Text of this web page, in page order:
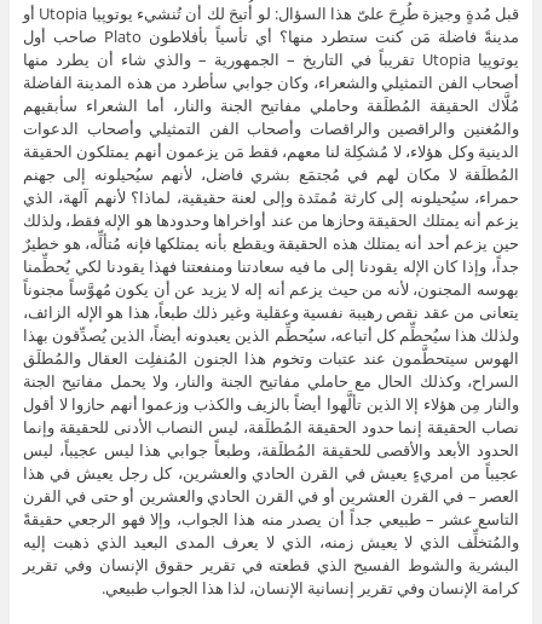
قبل مُدةٍ وجيزة طُرِحَ علىّ هذا السؤال: لو أُتيحَ لك أن تُنشيء يوتوپيا Utopia أو
مدينةً فاضلة مَن كنت ستطرد منها؟ أي تأسياً بأفلاطون Plato صاحب أول
يوتوپيا Utopia تقريباً في التاريخ – الجمهورية – والذي شاء أن يطرد منها
أصحاب الفن التمثيلي والشعراء، وكان جوابي سأطرد من هذه المدينة الفاضلة
مُلَّاك الحقيقة المُطلَقة وحاملي مفاتيح الجنة والنار، أما الشعراء سأبقيهم
والمُغنين والراقصين والراقصات وأصحاب الفن التمثيلي وأصحاب الدعوات
الدينية وكل هؤلاء، لا مُشكِلة لنا معهم، فقط مَن يزعمون أنهم يمتلكون الحقيقة
المُطلَقة لا مكان لهم في مُجتمَع بشري فاضل، لأنهم سيُحيلونه إلى جهنم
حمراء، سيُحيلونه إلى كارثة مُمتَدة وإلى لعنة حقيقية، لماذا؟ لأنهم آلهة، الذي
يزعم أنه يمتلك الحقيقة وحازها من عند أواخراها وحدودها هو الإله فقط، ولذلك
حين يزعم أحد أنه يمتلك هذه الحقيقة ويقطع بأنه يمتلكها فإنه مُتألِّه، هو خطيرٌ
جداً، وإذا كان الإله يقودنا إلى ما فيه سعادتنا ومنفعتنا فهذا يقودنا لكي يُحطِّمنا
بهوسه المجنون، لأنه من حيث يزعم أنه إله لا يزيد عن أن يكون مُهوَّساً مجنوناً
يتعانى من عقد نقص رهيبة نفسية وعقلية وغير ذلك طبعاً، هذا هو الإله الزائف،
ولذلك هذا سيُحطِّم كل أتباعه، سيُحطِّم الذين يعبدونه أيضاً، الذين يُصدِّقون بهذا
الهوس سيتحطَّمون عند عتبات وتخوم هذا الجنون المُنفلِت العقال والمُطلَق
السراح، وكذلك الحال مع حاملي مفاتيح الجنة والنار، ولا يحمل مفاتيح الجنة
والنار مِن هؤلاء إلا الذين تألَّهوا أيضاً بالزيف والكذب وزعموا أنهم حازوا لا أقول
نصاب الحقيقة إنما حدود الحقيقة المُطلَقة، ليس النصاب الأدنى للحقيقة وإنما
الحدود الأبعد والأقصى للحقيقة المُطلَقة، وطبعاً جوابي هذا ليس عجيباً، ليس
عجيباً من امريءٍ يعيش في القرن الحادي والعشرين، كل رجل يعيش في هذا
العصر – في القرن العشرين أو في القرن الحادي والعشرين أو حتى في القرن
التاسع عشر – طبيعي جداً أن يصدر منه هذا الجواب، وإلا فهو الرجعي حقيقةً
والمُتخلِّف الذي لا يعيش زمنه، الذي لا يعرف المدى البعيد الذي ذهبت إليه
البشرية والشوط الفسيح الذي قطعته في تقرير حقوق الإنسان وفي تقرير
كرامة الإنسان وفي تقرير إنسانية الإنسان، لذا هذا الجواب طبيعي.